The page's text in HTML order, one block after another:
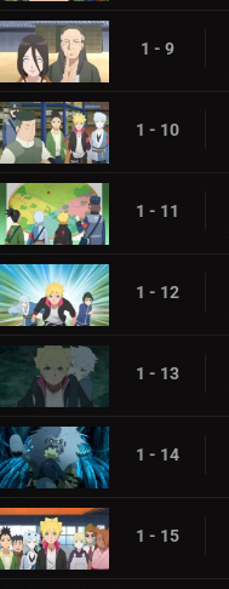
1 - 9
1 - 10
1 - 11
1 - 12
1 - 13
1 - 14
1 - 15